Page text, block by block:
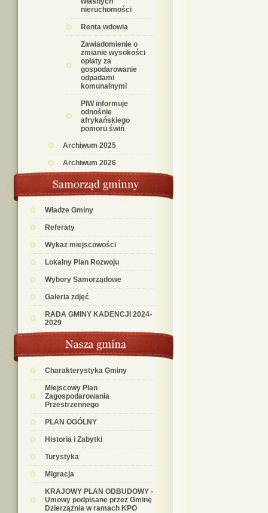
nieruchomości
Renta wdowia
Zawiadomienie o
zmianie wysokości
opłaty za
gospodarowanie
odpadami
komunalnymi
PIW informuje
odnośnie
afrykańskiego
pomoru świń
Archiwum 2025
Archiwum 2026
Władze Gminy
Referaty
Wykaz miejscowości
Lokalny Plan Rozwoju
Wybory Samorządowe
Galeria zdjęć
RADA GMINY KADENCJI 2024-
2029
Charakterystyka Gminy
Miejscowy Plan
Zagospodarowania
Przestrzennego
PLAN OGÓLNY
Historia i Zabytki
Turystyka
Migracja
KRAJOWY PLAN ODBUDOWY -
Umowy podpisane przez Gminę
Dzierzążnia w ramach KPO